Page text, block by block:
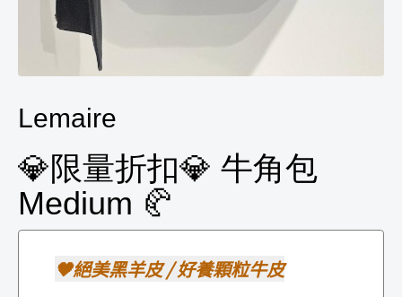
Lemaire
💎限量折扣💎 牛角包
Medium 🥐
🖤絕美黑羊皮 / 好養顆粒牛皮